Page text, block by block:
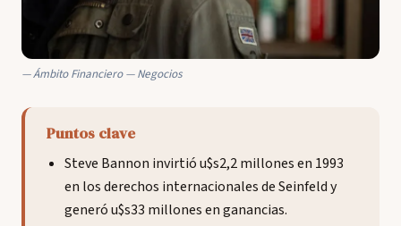
Ámbito Financiero — Negocios
Puntos clave
Steve Bannon invirtió u$s2,2 millones en 1993
en los derechos internacionales de Seinfeld y
generó u$s33 millones en ganancias.